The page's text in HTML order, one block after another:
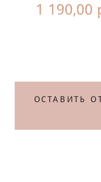
1 190,00
ОСТАВИТЬ